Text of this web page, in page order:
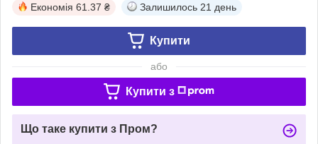
Економія 61.37 ₴ Залишилось 21 день
Купити
або
Купити з
Що таке купити з Пром?